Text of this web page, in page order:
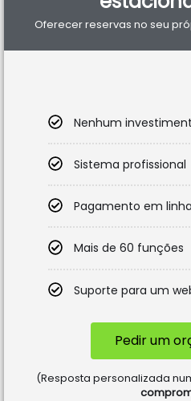
Oferecer reservas no seu
Nenhum
Sistema profissional
Pagamento em
Mais de 60 funções
Suporte para um
Pedir um
(Resposta personalizada